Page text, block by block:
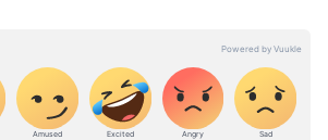
விமர்சித்த செந்தில்